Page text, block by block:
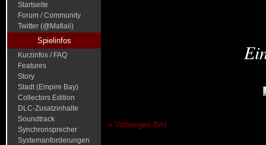
Startseite
Forum / Community
Twitter (@Mafiaii)
Spielinfos
Kurzinfos / FAQ
Features
Story
Stadt (Empire Bay)
Collectors Edition
DLC-Zusatzinhalte
Soundtrack
Synchronsprecher
Systemanforderungen
« Vorheriges Bild